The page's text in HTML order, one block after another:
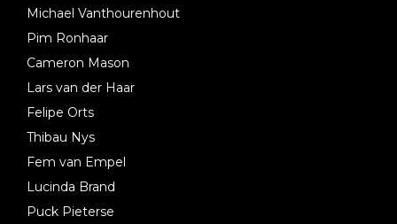
Michael Vanthourenhout
Pim Ronhaar
Cameron Mason
Lars van der Haar
Felipe Orts
Thibau Nys
Fem van Empel
Lucinda Brand
Puck Pieterse